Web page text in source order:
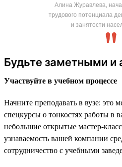
Алина Журавлева,
трудового потенциала
и занятости
Будьте заметными и
Участвуйте в учебном процессе
Начните преподавать в вузе: это
спецкурсы о тонкостях работы в
небольшие открытые мастер-
узнаваемость вашей компании
сотрудничество с учебными